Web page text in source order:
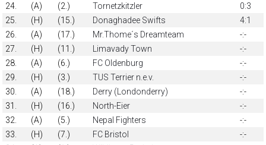
24.
(A) (2.) Tornetzkitzler
0:3
25.
(H) (15.) Donaghadee Swifts
4:1
26.
(A) (17.) Mr.Thome´s Dreamteam
-:-
27.
(H) (11.) Limavady Town
-:-
28.
(A) (6.) FC Oldenburg
-:-
29.
(H) (3.) TUS Terrier n.e.v.
-:-
30.
(A) (18.) Derry (Londonderry)
-:-
31.
(H) (16.) North-Eier
-:-
32.
(A) (5.) Nepal Fighters
-:-
33.
(H) (7.) FC Bristol
-:-